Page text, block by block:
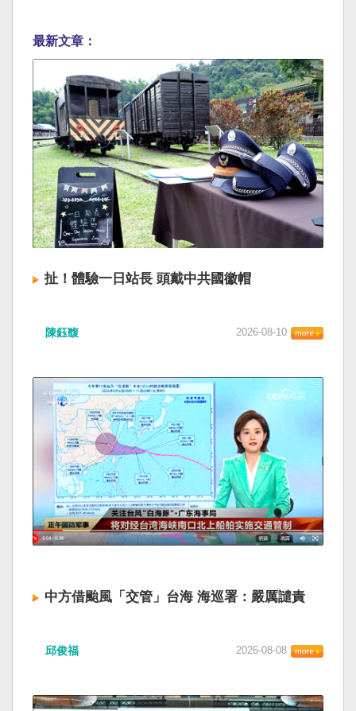
最新文章：
扯！體驗一日站長 頭戴中共國徽帽
陳鈺馥 2026-08-10
中方借颱風「交管」台海 海巡署：嚴厲譴責
邱俊福 2026-08-08